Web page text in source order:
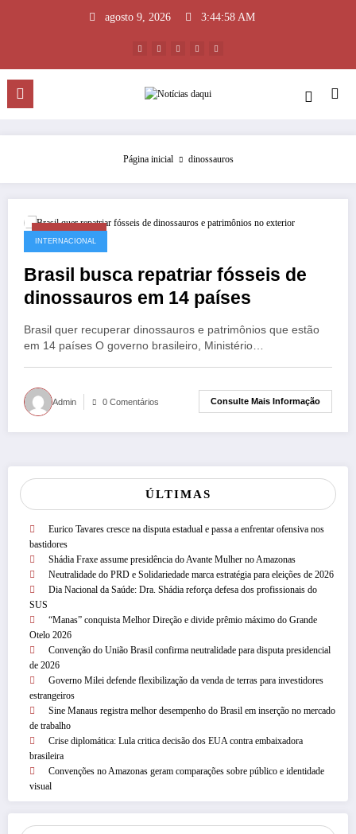
agosto 9, 2026 3:44:58 AM
Página inicial dinossauros
INTERNACIONAL
Brasil busca repatriar fósseis de
dinossauros em 14 países
Brasil quer recuperar dinossauros e patrimônios que estão
em 14 países O governo brasileiro, Ministério…
Admin 0 Comentários Consulte Mais Informação
ÚLTIMAS
Eurico Tavares cresce na disputa estadual e passa a enfrentar ofensiva nos
bastidores
Shádia Fraxe assume presidência do Avante Mulher no Amazonas
Neutralidade do PRD e Solidariedade marca estratégia para eleições de 2026
Dia Nacional da Saúde: Dra. Shádia reforça defesa dos profissionais do
SUS
“Manas” conquista Melhor Direção e divide prêmio máximo do Grande
Otelo 2026
Convenção do União Brasil confirma neutralidade para disputa presidencial
de 2026
Governo Milei defende flexibilização da venda de terras para investidores
estrangeiros
Sine Manaus registra melhor desempenho do Brasil em inserção no mercado
de trabalho
Crise diplomática: Lula critica decisão dos EUA contra embaixadora
brasileira
Convenções no Amazonas geram comparações sobre público e identidade
visual